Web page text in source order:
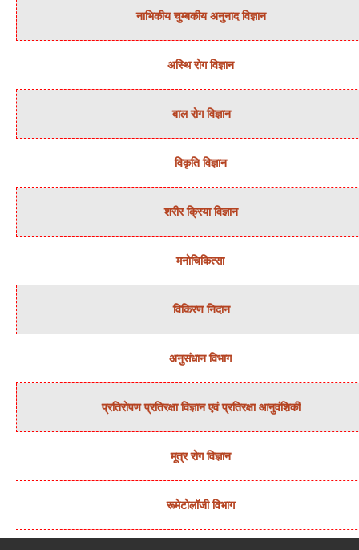
नाभिकीय चुम्‍बकीय अनुनाद विज्ञान
अस्थि रोग विज्ञान
बाल रोग विज्ञान
विकृति विज्ञान
शरीर क्रिया विज्ञान
मनोचिकित्‍सा
विकिरण निदान
अनुसंधान विभाग
प्रतिरोपण प्रतिरक्षा विज्ञान एवं प्रतिरक्षा आनुवंशिकी
मूत्र रोग विज्ञान
रूमेटोलॉजी विभाग